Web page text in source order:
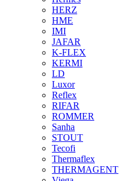
HERZ
HME
IMI
JAFAR
K-FLEX
KERMI
LD
Luxor
Reflex
RIFAR
ROMMER
Sanha
STOUT
Tecofi
Thermaflex
THERMAGENT